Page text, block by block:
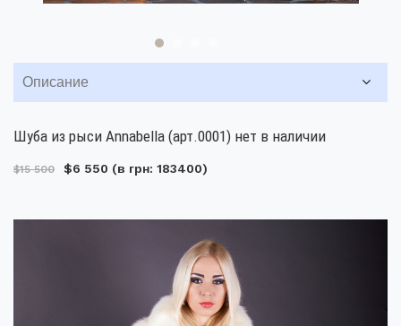
Описание
Шуба из рыси Annabella (арт.0001) нет в наличии
$15 500 $6 550 (в грн: 183400)